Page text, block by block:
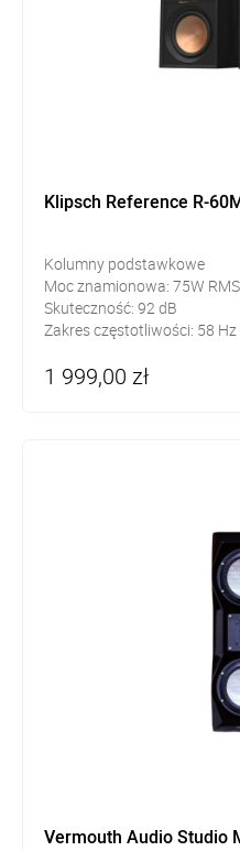
Klipsch Reference R-
Kolumny podstawkowe
Moc znamionowa: 75W RMS
Skuteczność: 92 dB
Zakres częstotliwości: 58
1 999,00 zł
Vermouth Audio Studio